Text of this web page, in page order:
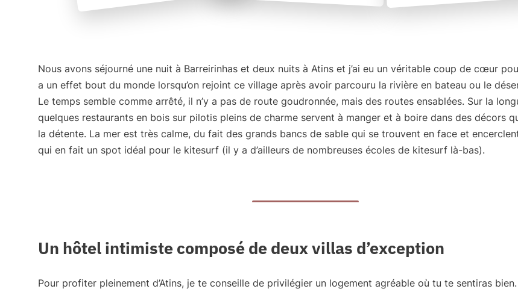
Nous avons séjourné une nuit à Barreirinhas et deux nuits à Atins et j’ai eu un véritable coup de cœur
a un effet bout du monde lorsqu’on rejoint ce village après avoir parcouru la rivière en bateau ou le
Le temps semble comme arrêté, il n’y a pas de route goudronnée, mais des routes ensablées. Sur la
quelques restaurants en bois sur pilotis pleins de charme servent à manger et à boire dans des décors
la détente. La mer est très calme, du fait des grands bancs de sable qui se trouvent en face et
qui en fait un spot idéal pour le kitesurf (il y a d’ailleurs de nombreuses écoles de kitesurf là-bas).
Un hôtel intimiste composé de deux villas d’exception
Pour profiter pleinement d’Atins, je te conseille de privilégier un logement agréable où tu te sentiras bien